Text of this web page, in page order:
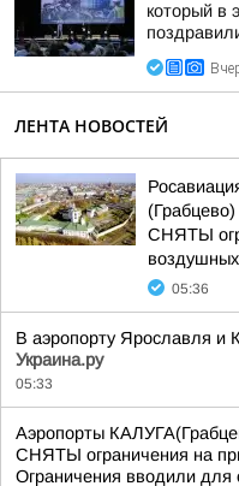
который в
ЛЕНТА НОВОСТЕЙ
СНЯТЫ
05:36
В аэропорту Ярославля и
Украина.ру
05:33
Аэропорты
СНЯТЫ ограничения на
Ограничения вводили для